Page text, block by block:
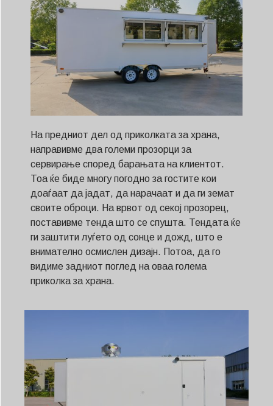
На предниот дел од приколката за храна,
направивме два големи прозорци за
сервирање според барањата на клиентот.
Тоа ќе биде многу погодно за гостите кои
доаѓаат да јадат, да нарачаат и да ги земат
своите оброци. На врвот од секој прозорец,
поставивме тенда што се спушта. Тендата ќе
ги заштити луѓето од сонце и дожд, што е
внимателно осмислен дизајн. Потоа, да го
видиме задниот поглед на оваа голема
приколка за храна.